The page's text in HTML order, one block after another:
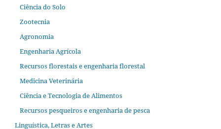
Ciência do Solo
Zootecnia
Agronomia
Engenharia Agrícola
Recursos florestais e engenharia florestal
Medicina Veterinária
Ciência e Tecnologia de Alimentos
Recursos pesqueiros e engenharia de pesca
Linguística, Letras e Artes